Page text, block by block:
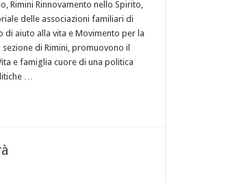
Rimini Rinnovamento nello Spirito,
delle associazioni familiari di
di aiuto alla vita e Movimento per la
di Rimini, promuovono il
e famiglia cuore di una politica
…